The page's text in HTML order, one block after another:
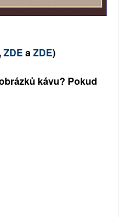
,ZDE aZDE)
kávu? Pokud